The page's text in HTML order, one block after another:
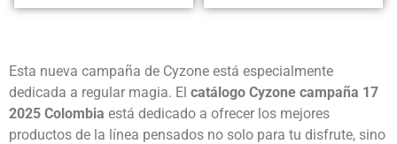
Esta nueva campaña de Cyzone está especialmente
dedicada a regular magia. El catálogo Cyzone campaña 17
2025 Colombia está dedicado a ofrecer los mejores
productos de la línea pensados no solo para tu disfrute, sino